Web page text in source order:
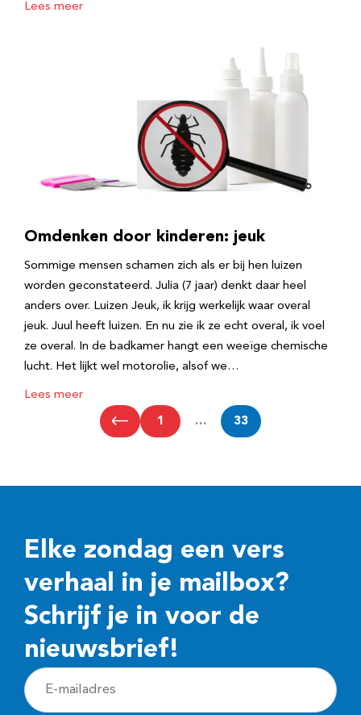
Lees meer
Omdenken door kinderen: jeuk
Sommige mensen schamen zich als er bij hen luizen
worden geconstateerd. Julia (7 jaar) denkt daar heel
anders over. Luizen Jeuk, ik krijg werkelijk waar overal
jeuk. Juul heeft luizen. En nu zie ik ze echt overal, ik voel
ze overal. In de badkamer hangt een weeïge chemische
lucht. Het lijkt wel motorolie, alsof we…
Lees meer
1 … 33
Elke zondag een vers
verhaal in je mailbox?
Schrijf je in voor de
nieuwsbrief!
E
-